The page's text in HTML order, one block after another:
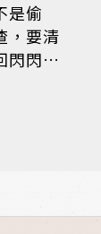
是偷
，要清
閃閃發